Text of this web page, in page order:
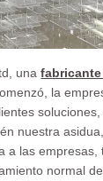
una
la
nuestra
a las
normal